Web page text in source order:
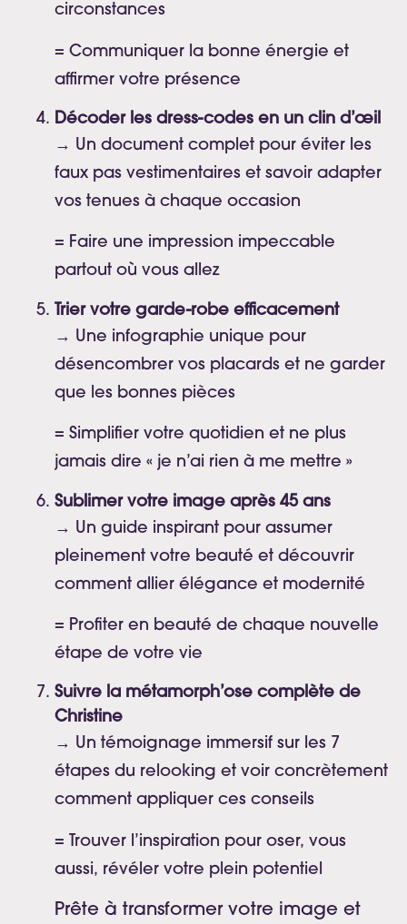
circonstances
= Communiquer la bonne énergie et
affirmer votre présence
Décoder les dress-codes en un clin d’œil
→ Un document complet pour éviter les
faux pas vestimentaires et savoir adapter
vos tenues à chaque occasion
= Faire une impression impeccable
partout où vous allez
Trier votre garde-robe efficacement
→ Une infographie unique pour
désencombrer vos placards et ne garder
que les bonnes pièces
= Simplifier votre quotidien et ne plus
jamais dire « je n’ai rien à me mettre »
Sublimer votre image après 45 ans
→ Un guide inspirant pour assumer
pleinement votre beauté et découvrir
comment allier élégance et modernité
= Profiter en beauté de chaque nouvelle
étape de votre vie
Suivre la métamorph’ose complète de
Christine
→ Un témoignage immersif sur les 7
étapes du relooking et voir concrètement
comment appliquer ces conseils
= Trouver l’inspiration pour oser, vous
aussi, révéler votre plein potentiel
Prête à transformer votre image et